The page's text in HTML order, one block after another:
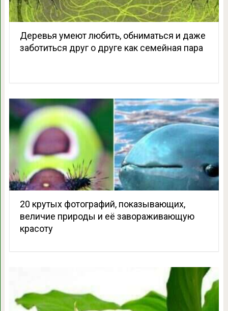
Деревья умеют любить, обниматься и даже
заботиться друг о друге как семейная пара
20 крутых фотографий, показывающих,
величие природы и её завораживающую
красоту